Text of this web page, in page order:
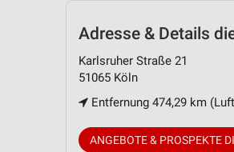
Adresse & Details
Karlsruher Straße 21
51065 Köln
Entfernung 474,29 km
ANGEBOTE & PROSPEKTE